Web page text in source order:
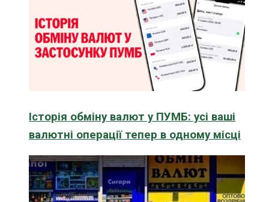
Історія обміну валют у ПУМБ: усі ваші
валютні операції тепер в одному місці